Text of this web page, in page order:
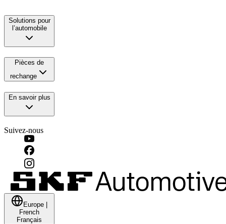
Solutions pour
l’automobile
Pièces de
rechange
En savoir plus
Suivez-nous
Europe
French
Français